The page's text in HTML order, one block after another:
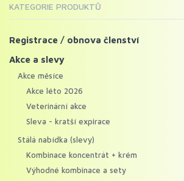
KATEGORIE PRODUKTŮ
Registrace / obnova členství
Akce a slevy
Akce měsíce
Akce léto 2026
Veterinární akce
Sleva - kratší expirace
Stálá nabídka (slevy)
Kombinace koncentrát + krém
Výhodné kombinace a sety